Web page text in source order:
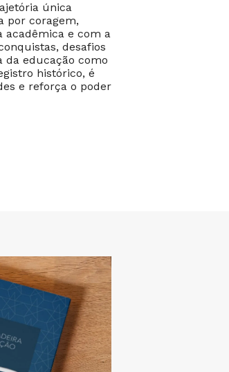
única
por coragem,
acadêmica e com a
desafios
educação como
histórico, é
e reforça o poder